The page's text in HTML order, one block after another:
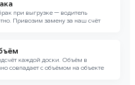
при выгрузке — водитель
Привозим замену за наш счёт
каждой доски. Объём в
совпадает с объёмом на объекте